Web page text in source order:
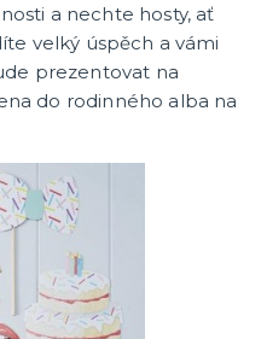
a nechte hosty, ať
velký úspěch a vámi
prezentovat na
do rodinného alba na